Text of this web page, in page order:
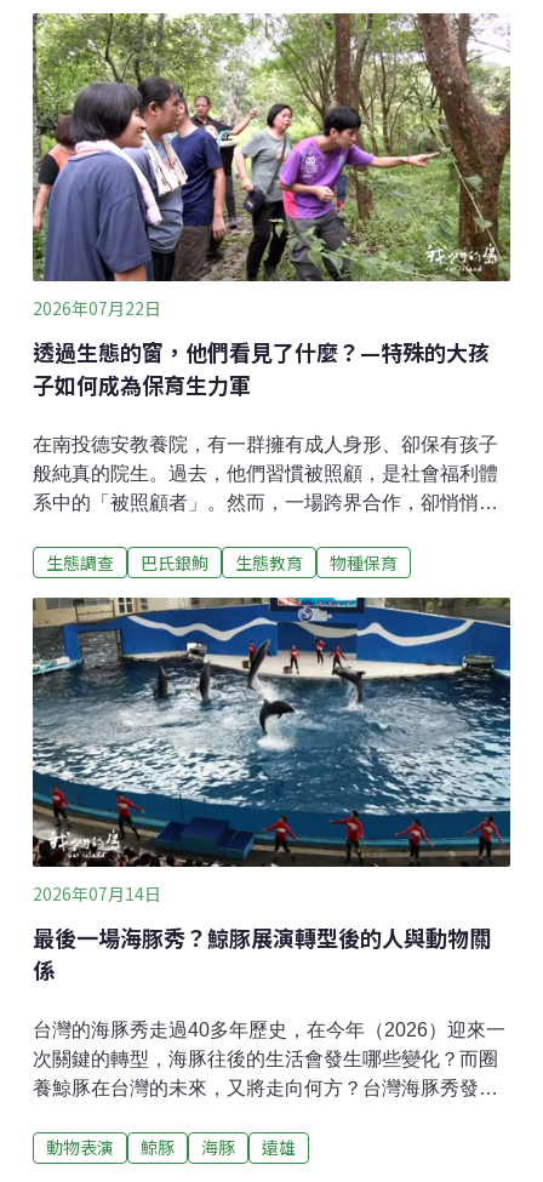
他們發現，原本連續流動的溪水，在不到一公里的河段
竟完全中斷，只剩下一個個小水窪。志工黃琳恩指著乾
裂的河床說道，「這裡飄著死魚的味道。」水位持續下
降後，魚蝦只能不斷聚集到僅存的水窪，最後因缺氧、
缺水死亡。志工拿著魚網與水桶，將存活的魚蝦搬運到
上游仍有流水的河段，希望替牠們爭取一線生機，但人
工救援只是治標不治本。志工李坪鍵表示，「每次來打
撈，其實都很感傷。有些魚類早已來不及救，就算救回
部分生命，也無法解決斷流的問題。」除了缺水，新城
2026年07月22日
透過生態的窗，他們看見了什麼？—特殊的大孩
子如何成為保育生力軍
在南投德安教養院，有一群擁有成人身形、卻保有孩子
般純真的院生。過去，他們習慣被照顧，是社會福利體
系中的「被照顧者」。然而，一場跨界合作，卻悄悄翻
之窗，他們走進森林、親近野生動物，不僅從自然中獲
缺的保育生力軍。這份緣分始於多年前，德安教養院與
台中市野生動物保育學會展開合作。起初，學會將一些
無法野放、需要長期照養的動物，交由教養院協助照
顧。隨著互信基礎的建立，雙方的合作範疇不斷擴大，
還在院內建立了原生魚的庇護池，守護巴氏銀鮈和青鱂
魚。照養過程中認識物種 學習生命的課題巴氏銀鮈在
2009年被列為一級保育類動物，在台灣淡水魚紅皮書
中，2017年被列入國家極危的物種。青鱂魚原本普遍分
布在低海拔的水稻田、埤塘，因為環境破壞與外來種入
生態調查 巴氏銀鮈 生態教育 物種保育
2026年07月14日
最後一場海豚秀？鯨豚展演轉型後的人與動物關
係
台灣的海豚秀走過40多年歷史，在今年（2026）迎來一
次關鍵的轉型，海豚往後的生活會發生哪些變化？而圈
養鯨豚在台灣的未來，又將走向何方？台灣海豚秀發展
族館內各種外型奇特、色彩艷麗的生物，吸引遊客的目
動物表演 鯨豚 海豚 遠雄